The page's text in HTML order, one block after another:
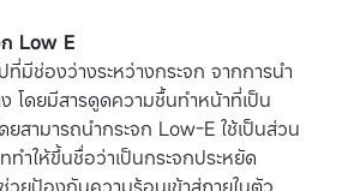
Low E
มีช่องว่างระหว่างกระจก จากการนำ
โดยมีสารดูดความชื้นทำหน้าที่เป็น
สามารถนำกระจก Low-E ใช้เป็นส่วน
ทำให้ขึ้นชื่อว่าเป็นกระจกประหยัด